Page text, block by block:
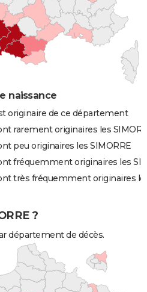
naissance
originaire de ce département
rarement originaires les
peu originaires les SIMORRE
fréquemment originaires les
très fréquemment originaires
?
département de décès.